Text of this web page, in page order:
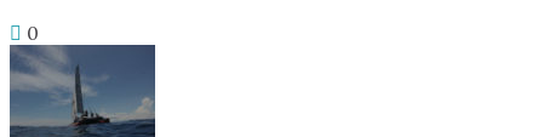
0